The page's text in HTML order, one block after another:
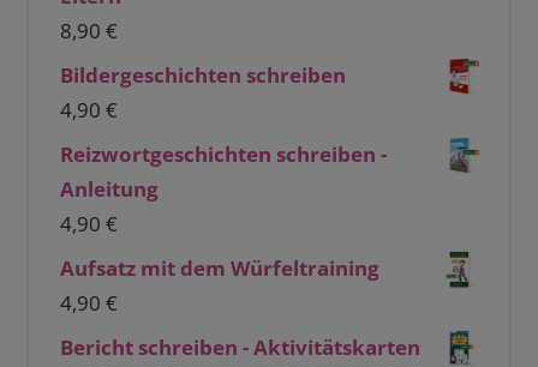
8,90 €
Bildergeschichten schreiben
4,90 €
Reizwortgeschichten schreiben -
Anleitung
4,90 €
Aufsatz mit dem Würfeltraining
4,90 €
Bericht schreiben - Aktivitätskarten